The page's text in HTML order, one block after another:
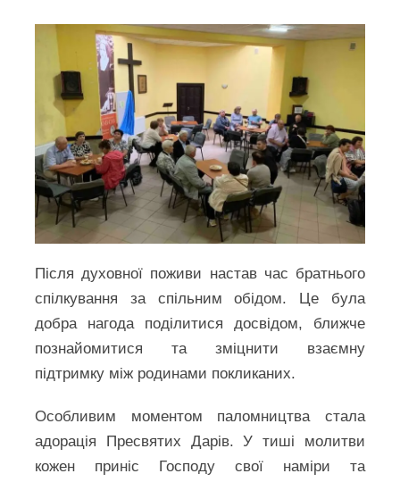
Після духовної поживи настав час братнього
спілкування за спільним обідом. Це була
добра нагода поділитися досвідом, ближче
познайомитися та зміцнити взаємну
підтримку між родинами покликаних.
Особливим моментом паломництва стала
адорація Пресвятих Дарів. У тиші молитви
кожен приніс Господу свої наміри та